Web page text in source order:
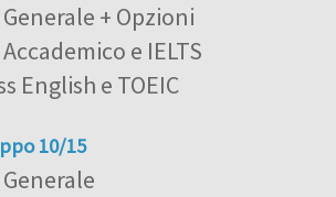
+ Opzioni
e IELTS
English e TOEIC
10/15